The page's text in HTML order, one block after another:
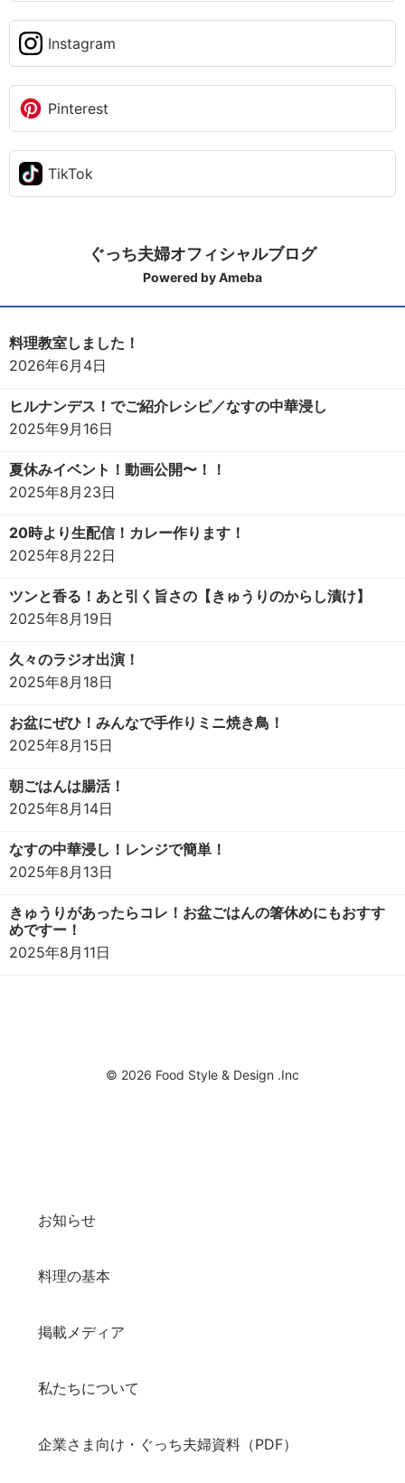
Instagram
Pinterest
TikTok
ぐっち夫婦オフィシャルブログ
Powered by Ameba
料理教室しました！
2026年6月4日
ヒルナンデス！でご紹介レシピ／なすの中華浸し
2025年9月16日
夏休みイベント！動画公開〜！！
2025年8月23日
20時より生配信！カレー作ります！
2025年8月22日
ツンと香る！あと引く旨さの【きゅうりのからし漬け】
2025年8月19日
久々のラジオ出演！
2025年8月18日
お盆にぜひ！みんなで手作りミニ焼き鳥！
2025年8月15日
朝ごはんは腸活！
2025年8月14日
なすの中華浸し！レンジで簡単！
2025年8月13日
きゅうりがあったらコレ！お盆ごはんの箸休めにもおすす
めですー！
2025年8月11日
© 2026 Food Style & Design .Inc
お知らせ
料理の基本
掲載メディア
私たちについて
企業さま向け・ぐっち夫婦資料（PDF）